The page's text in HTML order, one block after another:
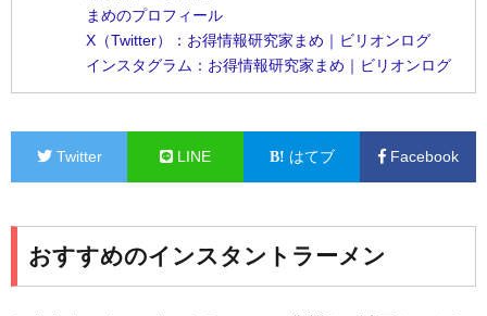
まめのプロフィール
X（Twitter）：お得情報研究家まめ｜ビリオンログ
インスタグラム：お得情報研究家まめ｜ビリオンログ
Twitter LINE はてブ Facebook
おすすめのインスタントラーメン